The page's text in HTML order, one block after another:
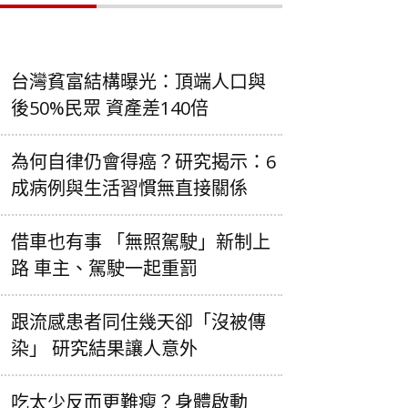
台灣貧富結構曝光：頂端人口與
後50%民眾 資產差140倍
為何自律仍會得癌？研究揭示：6
成病例與生活習慣無直接關係
借車也有事 「無照駕駛」新制上
路 車主、駕駛一起重罰
跟流感患者同住幾天卻「沒被傳
染」 研究結果讓人意外
吃太少反而更難瘦？身體啟動